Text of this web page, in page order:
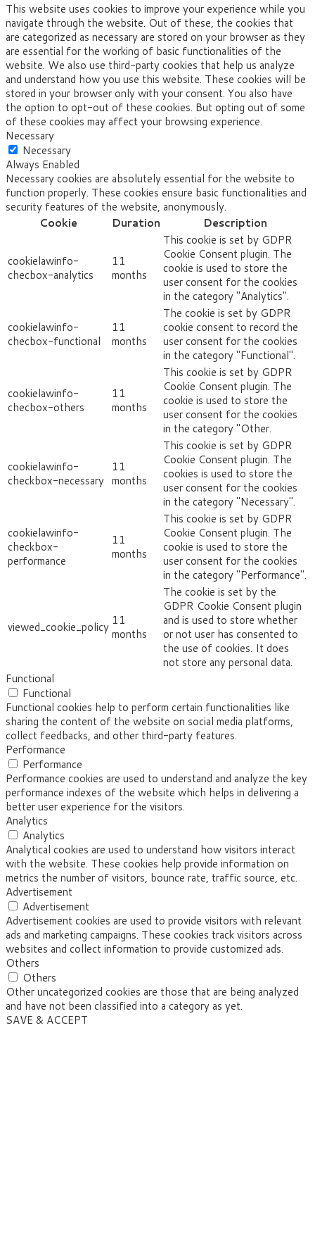
This website uses cookies to improve your experience while you
navigate through the website. Out of these, the cookies that
are categorized as necessary are stored on your browser as they
are essential for the working of basic functionalities of the
website. We also use third-party cookies that help us analyze
and understand how you use this website. These cookies will be
stored in your browser only with your consent. You also have
the option to opt-out of these cookies. But opting out of some
of these cookies may affect your browsing experience.
Necessary
Necessary
Always Enabled
Necessary cookies are absolutely essential for the website to
function properly. These cookies ensure basic functionalities and
security features of the website, anonymously.
Cookie
Duration Description
cookielawinfo-
checbox-analytics
11
months
This cookie is set by GDPR
Cookie Consent plugin. The
cookie is used to store the
user consent for the cookies
in the category "Analytics".
cookielawinfo-
checbox-functional
11
months
The cookie is set by GDPR
cookie consent to record the
user consent for the cookies
in the category "Functional".
cookielawinfo-
checbox-others
11
months
This cookie is set by GDPR
Cookie Consent plugin. The
cookie is used to store the
user consent for the cookies
in the category "Other.
cookielawinfo-
checkbox-necessary
11
months
This cookie is set by GDPR
Cookie Consent plugin. The
cookies is used to store the
user consent for the cookies
in the category "Necessary".
cookielawinfo-
checkbox-
performance
11
months
This cookie is set by GDPR
Cookie Consent plugin. The
cookie is used to store the
user consent for the cookies
in the category "Performance".
viewed_cookie_policy 11
months
The cookie is set by the
GDPR Cookie Consent plugin
and is used to store whether
or not user has consented to
the use of cookies. It does
not store any personal data.
Functional
Functional
Functional cookies help to perform certain functionalities like
sharing the content of the website on social media platforms,
collect feedbacks, and other third-party features.
Performance
Performance
Performance cookies are used to understand and analyze the key
performance indexes of the website which helps in delivering a
better user experience for the visitors.
Analytics
Analytics
Analytical cookies are used to understand how visitors interact
with the website. These cookies help provide information on
metrics the number of visitors, bounce rate, traffic source, etc.
Advertisement
Advertisement
Advertisement cookies are used to provide visitors with relevant
ads and marketing campaigns. These cookies track visitors across
websites and collect information to provide customized ads.
Others
Others
Other uncategorized cookies are those that are being analyzed
and have not been classified into a category as yet.
SAVE & ACCEPT